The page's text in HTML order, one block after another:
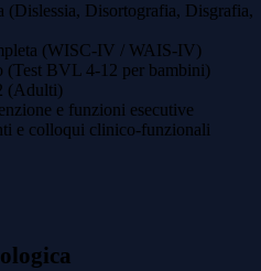
(Dislessia, Disortografia, Disgrafia,
(WISC-IV / WAIS-IV)
(Test BVL 4-12 per bambini)
(Adulti)
e funzioni esecutive
e colloqui clinico-funzionali